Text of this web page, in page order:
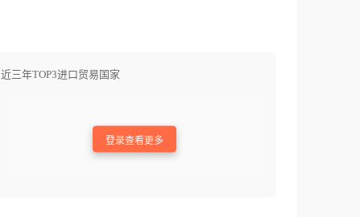
近三年TOP3进口贸易国家
登录查看更多